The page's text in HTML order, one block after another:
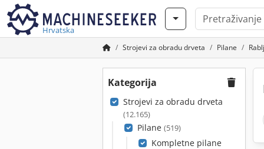
Hrvatska
Strojevi za obradu drveta Pilane
Kategorija
Strojevi za obradu drveta
(12.165)
Pilane (519)
Kompletne pilane